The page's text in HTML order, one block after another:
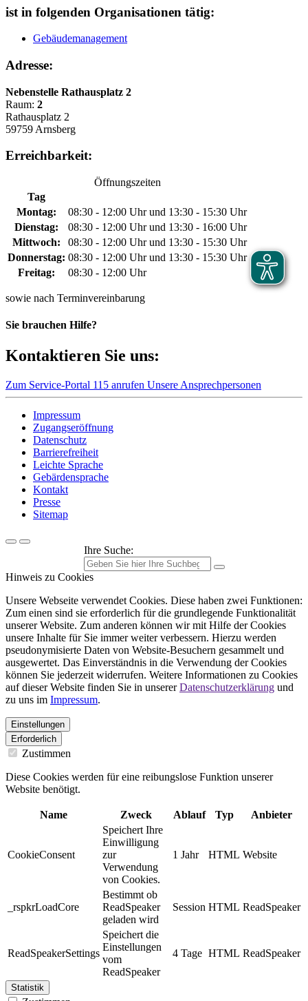
ist in folgenden Organisationen tätig:
Gebäudemanagement
Adresse:
Nebenstelle Rathausplatz 2
Raum: 2
Rathausplatz 2
59759 Arnsberg
Erreichbarkeit:
Öffnungszeiten
Tag
Montag:
08:30 - 12:00 Uhr und 13:30 - 15:30 Uhr
Dienstag:
08:30 - 12:00 Uhr und 13:30 - 16:00 Uhr
Mittwoch:
08:30 - 12:00 Uhr und 13:30 - 15:30 Uhr
Donnerstag: 08:30 - 12:00 Uhr und 13:30 - 15:30 Uhr
Freitag:
08:30 - 12:00 Uhr
sowie nach Terminvereinbarung
Sie brauchen Hilfe?
Kontaktieren Sie uns:
Zum Service-Portal 115 anrufen Unsere Ansprechpersonen
Impressum
Zugangseröffnung
Datenschutz
Barrierefreiheit
Leichte Sprache
Gebärdensprache
Kontakt
Presse
Sitemap
Ihre Suche:
Hinweis zu Cookies
Unsere Webseite verwendet Cookies. Diese haben zwei Funktionen:
Zum einen sind sie erforderlich für die grundlegende Funktionalität
unserer Website. Zum anderen können wir mit Hilfe der Cookies
unsere Inhalte für Sie immer weiter verbessern. Hierzu werden
pseudonymisierte Daten von Website-Besuchern gesammelt und
ausgewertet. Das Einverständnis in die Verwendung der Cookies
können Sie jederzeit widerrufen. Weitere Informationen zu Cookies
auf dieser Website finden Sie in unsererDatenschutzerklärung und
zu uns im Impressum.
Einstellungen
Erforderlich
Zustimmen
Diese Cookies werden für eine reibungslose Funktion unserer
Website benötigt.
Name Zweck Ablauf Typ Anbieter
CookieConsent
Speichert Ihre
Einwilligung
zur
Verwendung
von Cookies.
1 Jahr HTML Website
_rspkrLoadCore
Bestimmt ob
ReadSpeaker
geladen wird
Session HTML ReadSpeaker
ReadSpeakerSettings
Speichert die
Einstellungen
vom
ReadSpeaker
4 Tage HTML ReadSpeaker
Statistik